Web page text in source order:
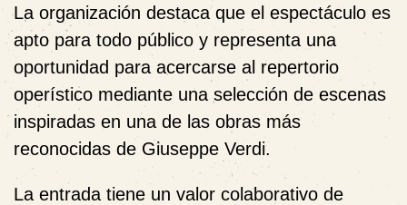
La organización destaca que el espectáculo es
apto para todo público y representa una
oportunidad para acercarse al repertorio
operístico mediante una selección de escenas
inspiradas en una de las obras más
reconocidas de Giuseppe Verdi.
La entrada tiene un valor colaborativo de